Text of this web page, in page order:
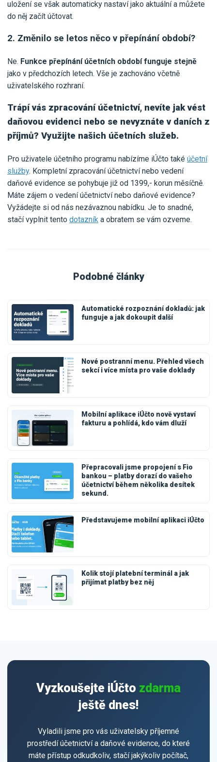
uložení se však automaticky nastaví jako aktuální a můžete
do něj začít účtovat.
2. Změnilo se letos něco v přepínání období?
Ne. Funkce přepínání účetních období funguje stejně
jako v předchozích letech. Vše je zachováno včetně
uživatelského rozhraní.
Trápí vás zpracování účetnictví, nevíte jak vést
daňovou evidenci nebo se nevyznáte v daních z
příjmů? Využijte našich účetních služeb.
Pro uživatele účetního programu nabízíme iÚčto také účetní
služby. Kompletní zpracování účetnictví nebo vedení
daňové evidence se pohybuje již od 1399,- korun měsíčně.
Máte zájem o vedení účetnictví nebo daňové evidence?
Vyžádejte si od nás nezávaznou nabídku. Je to snadné,
stačí vyplnit tento dotazník a obratem se vám ozveme.
Podobné články
Automatické rozpoznání dokladů: jak
funguje a jak dokoupit další
Nové postranní menu. Přehled všech
sekcí i více místa pro vaše doklady
Mobilní aplikace iÚčto nově vystaví
fakturu a pohlídá, kdo vám dluží
Přepracovali jsme propojení s Fio
bankou – platby dorazí do vašeho
účetnictví během několika desítek
sekund.
Představujeme mobilní aplikaci iÚčto
Kolik stojí platební terminál a jak
přijímat platby bez něj
Vyzkoušejte iÚčto zdarma
ještě dnes!
Vyladili jsme pro vás uživatelsky příjemné
prostředí účetnictví a daňové evidence, do které
máte přístup odkudkoliv, stačí jakýkoliv počítač,